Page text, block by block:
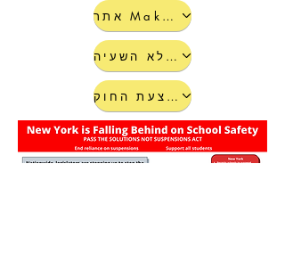
אתר Make The Road
פתרונות לא השעיה
טקסט מלא של הצעת החוק